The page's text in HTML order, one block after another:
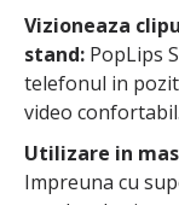
Vizioneaza
stand: PopLips
telefonul in
video confortabil.
Utilizare in
Impreuna cu